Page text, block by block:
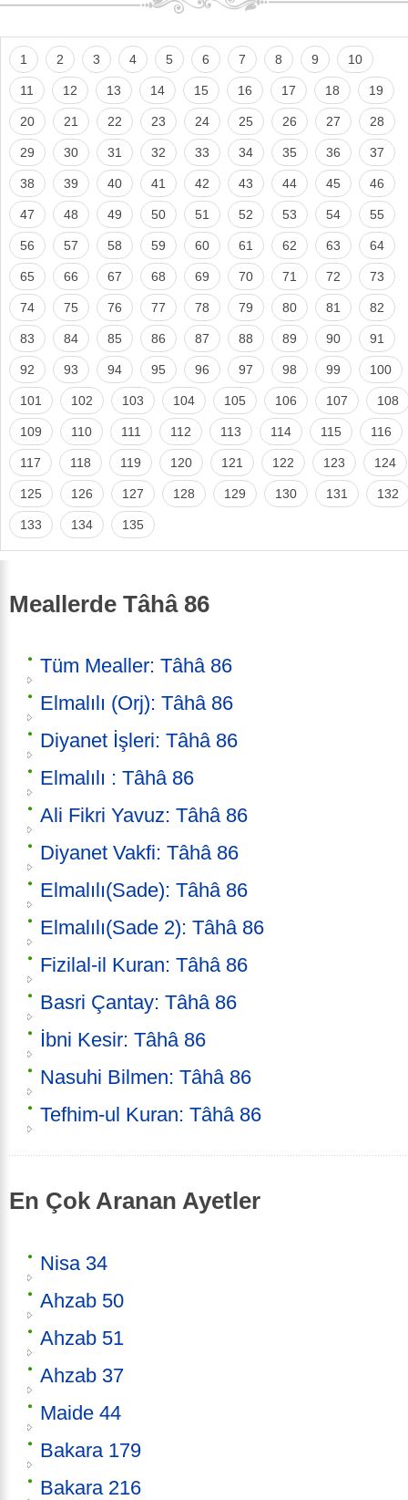
1 2 3 4 5 6 7 8 9 10
11 12 13 14 15 16 17 18 19
20 21 22 23 24 25 26 27 28
29 30 31 32 33 34 35 36 37
38 39 40 41 42 43 44 45 46
47 48 49 50 51 52 53 54 55
56 57 58 59 60 61 62 63 64
65 66 67 68 69 70 71 72 73
74 75 76 77 78 79 80 81 82
83 84 85 86 87 88 89 90 91
92 93 94 95 96 97 98 99 100
101 102 103 104 105 106 107 108
109 110 111 112 113 114 115 116
117 118 119 120 121 122 123 124
125 126 127 128 129 130 131 132
133 134 135
Meallerde Tâhâ 86
Tüm Mealler: Tâhâ 86
Elmalılı (Orj): Tâhâ 86
Diyanet İşleri: Tâhâ 86
Elmalılı : Tâhâ 86
Ali Fikri Yavuz: Tâhâ 86
Diyanet Vakfi: Tâhâ 86
Elmalılı(Sade): Tâhâ 86
Elmalılı(Sade 2): Tâhâ 86
Fizilal-il Kuran: Tâhâ 86
Basri Çantay: Tâhâ 86
İbni Kesir: Tâhâ 86
Nasuhi Bilmen: Tâhâ 86
Tefhim-ul Kuran: Tâhâ 86
En Çok Aranan Ayetler
Nisa 34
Ahzab 50
Ahzab 51
Ahzab 37
Maide 44
Bakara 179
Bakara 216